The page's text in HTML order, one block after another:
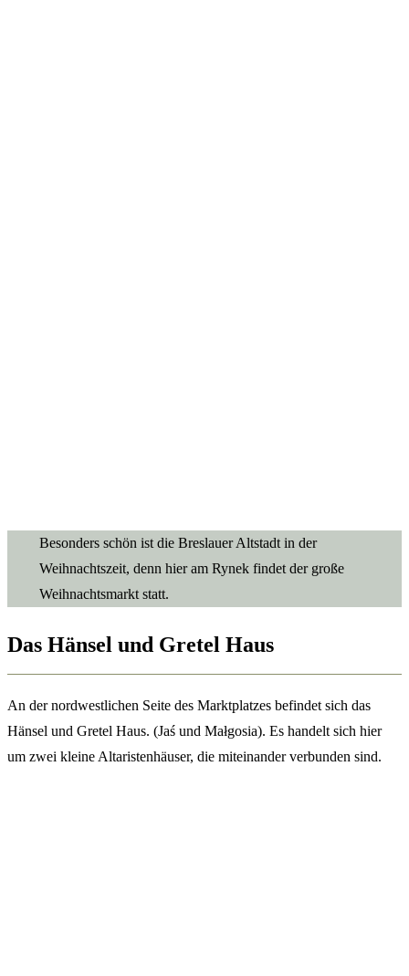
Besonders schön ist die Breslauer Altstadt in der
Weihnachtszeit, denn hier am Rynek findet der große
Weihnachtsmarkt statt.
Das Hänsel und Gretel Haus
An der nordwestlichen Seite des Marktplatzes befindet sich das
Hänsel und Gretel Haus. (Jaś und Małgosia). Es handelt sich hier
um zwei kleine Altaristenhäuser, die miteinander verbunden sind.